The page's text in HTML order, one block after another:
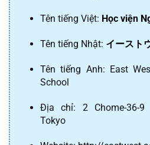
Tên tiếng Việt: Học viện
Tên tiếng Nhật: イースト
Tên tiếng Anh: East
School
Địa chỉ: 2 Chome-36-9
Tokyo